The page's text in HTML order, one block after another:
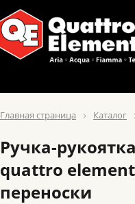
Главная страница Каталог
Ручка-рукоятка
quattro
переноски